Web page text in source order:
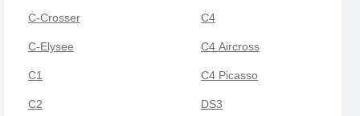
C-Crosser
C-Elysee
C1
C2
C4
C4 Aircross
C4 Picasso
DS3